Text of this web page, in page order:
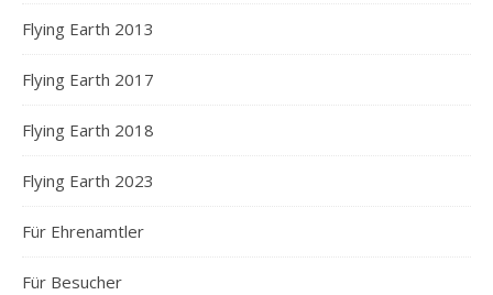
Flying Earth 2013
Flying Earth 2017
Flying Earth 2018
Flying Earth 2023
Für Ehrenamtler
Für Besucher